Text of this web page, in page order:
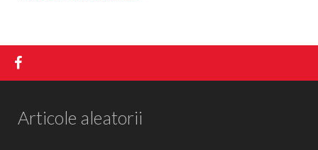
Articole aleatorii